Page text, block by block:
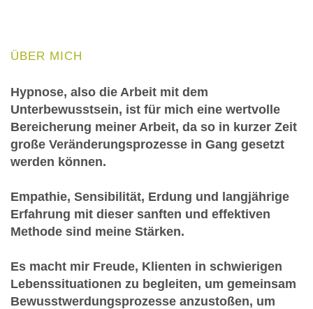
ÜBER MICH
Hypnose, also die Arbeit mit dem
Unterbewusstsein, ist für mich eine wertvolle
Bereicherung meiner Arbeit, da so in kurzer Zeit
große Veränderungsprozesse in Gang gesetzt
werden können.
Empathie, Sensibilität, Erdung und langjährige
Erfahrung mit dieser sanften und effektiven
Methode sind meine Stärken.
Es macht mir Freude, Klienten in schwierigen
Lebenssituationen zu begleiten, um gemeinsam
Bewusstwerdungsprozesse anzustoßen, um